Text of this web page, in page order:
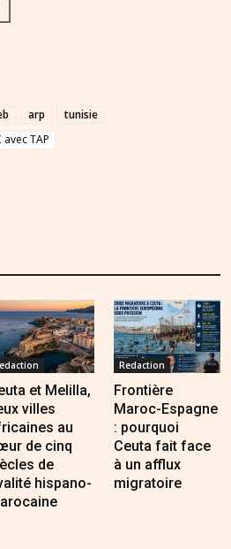
arp
tunisie
avec TAP
et Melilla,
villes
au
de cinq
de
hispano-
Redaction
Frontière
Maroc-Espagne
: pourquoi
Ceuta fait face
à un afflux
migratoire